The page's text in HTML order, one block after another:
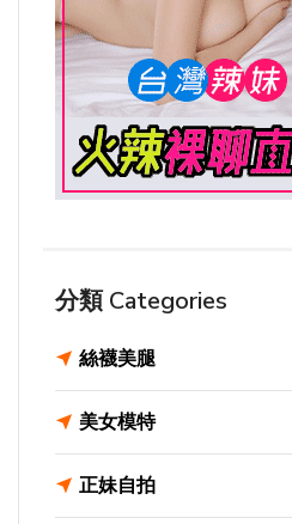
分類 Categories
絲襪美腿
美女模特
正妹自拍